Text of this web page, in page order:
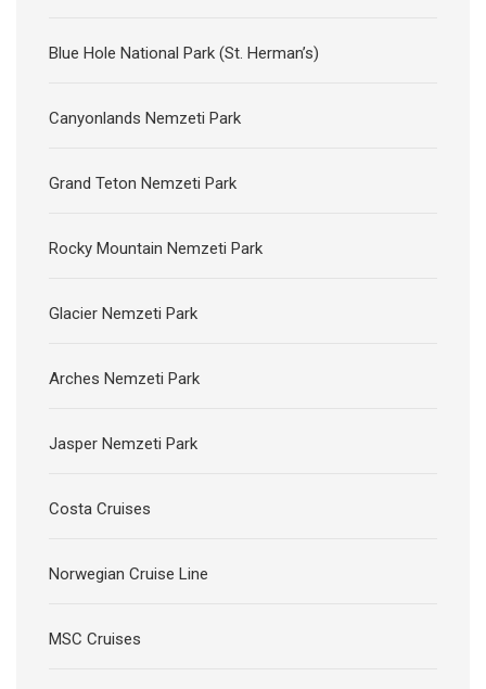
Blue Hole National Park (St. Herman’s)
Canyonlands Nemzeti Park
Grand Teton Nemzeti Park
Rocky Mountain Nemzeti Park
Glacier Nemzeti Park
Arches Nemzeti Park
Jasper Nemzeti Park
Costa Cruises
Norwegian Cruise Line
MSC Cruises